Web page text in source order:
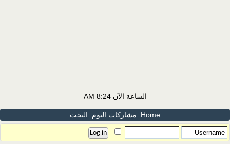
الساعة الآن8:24 AM
Home مشاركات اليوم البحث